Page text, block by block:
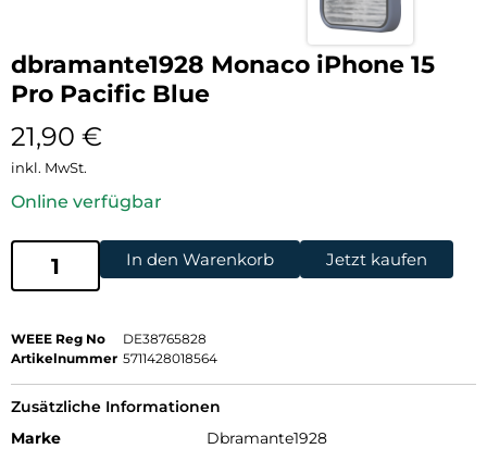
dbramante1928 Monaco iPhone 15
Pro Pacific Blue
21,90 €
inkl. MwSt.
Online verfügbar
In den Warenkorb Jetzt kaufen
WEEE Reg No
DE38765828
Artikelnummer 5711428018564
Zusätzliche Informationen
Marke
Dbramante1928